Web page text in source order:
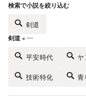
検索で小説を絞り込む
剣道
剣道 × …
平安時代
技術特化 青